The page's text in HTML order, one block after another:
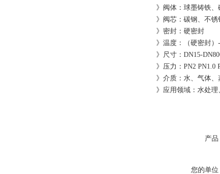
》阀体：球墨铸铁、
》阀芯：碳钢、不锈
》密封：硬密封
》温度：（硬密封
》尺寸：DN15-
》压力：PN2 PN1.0
》介质：水、气体
》应用领域：水处
产品
您的单位